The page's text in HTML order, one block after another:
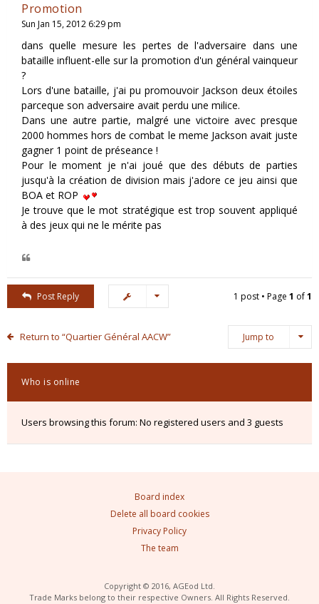
Promotion
Sun Jan 15, 2012 6:29 pm
dans quelle mesure les pertes de l'adversaire dans une
bataille influent-elle sur la promotion d'un général vainqueur
?
Lors d'une bataille, j'ai pu promouvoir Jackson deux étoiles
parceque son adversaire avait perdu une milice.
Dans une autre partie, malgré une victoire avec presque
2000 hommes hors de combat le meme Jackson avait juste
gagner 1 point de préseance !
Pour le moment je n'ai joué que des débuts de parties
jusqu'à la création de division mais j'adore ce jeu ainsi que
BOA et ROP
Je trouve que le mot stratégique est trop souvent appliqué
à des jeux qui ne le mérite pas
Post Reply 1 post • Page 1 of1
Return to “Quartier Général AACW” Jump to
Who is online
Users browsing this forum: No registered users and 3 guests
Board index
Delete all board cookies
Privacy Policy
The team
Copyright © 2016, AGEod Ltd.
Trade Marks belong to their respective Owners. All Rights Reserved.